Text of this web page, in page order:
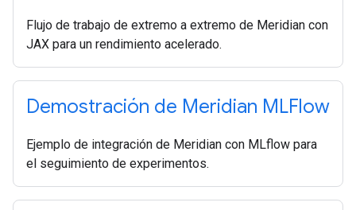
Flujo de trabajo de extremo a extremo de Meridian con
JAX para un rendimiento acelerado.
Demostración de Meridian MLFlow
Ejemplo de integración de Meridian con MLflow para
el seguimiento de experimentos.